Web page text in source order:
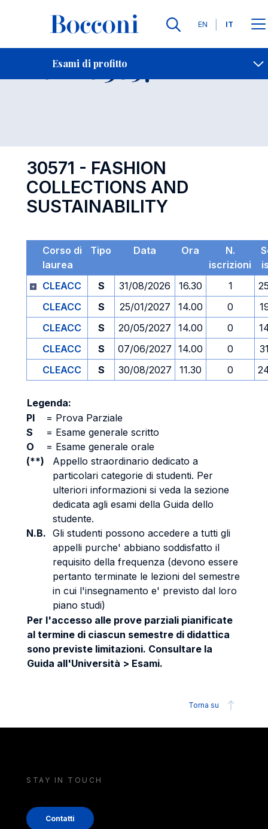
Lingue
EN IT
Esami di profitto
Contatti
Esame 30571 Open
30571 - FASHION
COLLECTIONS AND
SUSTAINABILITY
Corso di
laurea
Tipo Data Ora
N.
iscrizioni
CLEACC
S 31/08/2026 16.30 1
CLEACC
S 25/01/2027 14.00 0
CLEACC
S 20/05/2027 14.00 0
CLEACC
S 07/06/2027 14.00 0
CLEACC
S 30/08/2027 11.30 0
Legenda:
PI
= Prova Parziale
S
= Esame generale scritto
O
= Esame generale orale
(**)
Appello straordinario dedicato a
particolari categorie di studenti. Per
ulteriori informazioni si veda la sezione
dedicata agli esami della Guida dello
studente.
N.B. Gli studenti possono accedere a tutti gli
appelli purche' abbiano soddisfatto il
requisito della frequenza (devono essere
pertanto terminate le lezioni del semestre
in cui l'insegnamento e' previsto dal loro
piano studi)
Per l'accesso alle prove parziali pianificate
al termine di ciascun semestre di didattica
sono previste limitazioni. Consultare la
Guida all'Università > Esami.
Torna su
STAY IN TOUCH
Contatti